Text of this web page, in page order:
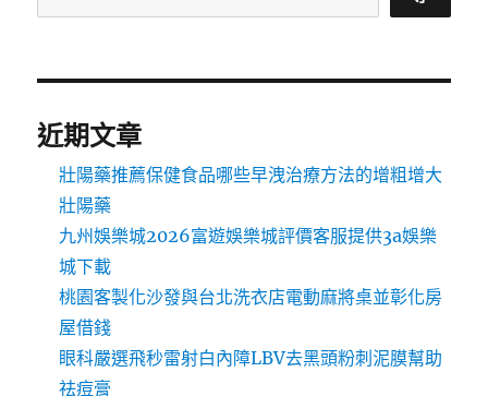
近期文章
壯陽藥推薦保健食品哪些早洩治療方法的增粗增大
壯陽藥
九州娛樂城2026富遊娛樂城評價客服提供3a娛樂
城下載
桃園客製化沙發與台北洗衣店電動麻將桌並彰化房
屋借錢
眼科嚴選飛秒雷射白內障LBV去黑頭粉刺泥膜幫助
祛痘膏